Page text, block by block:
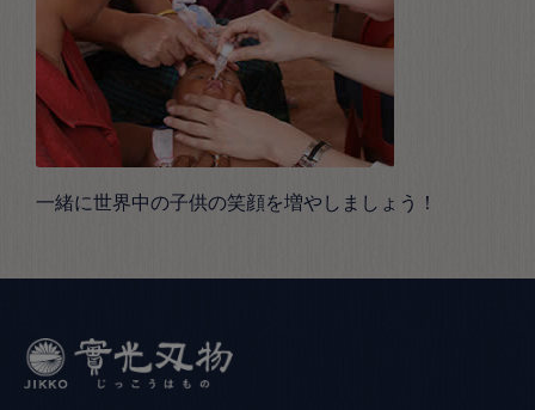
一緒に世界中の子供の笑顔を増やしましょう！